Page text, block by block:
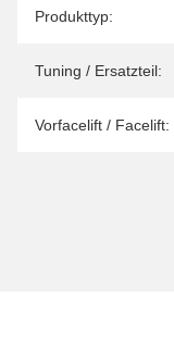
Produkteigenschaft
Wert
Produkttyp:
Tuning / Ersatzteil:
Vorfacelift / Facelift: